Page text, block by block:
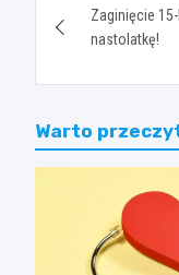
wpisu
Zaginięcie
nastolatkę!
Warto